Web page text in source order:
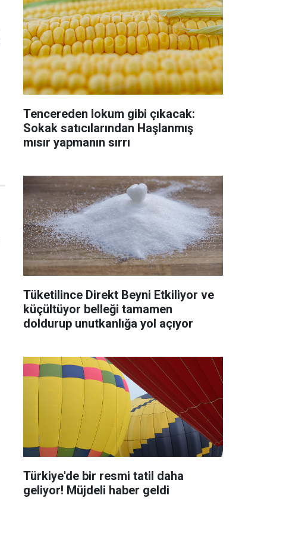
Tencereden lokum gibi çıkacak:
Sokak satıcılarından Haşlanmış
mısır yapmanın sırrı
Tüketilince Direkt Beyni Etkiliyor ve
küçültüyor belleği tamamen
doldurup unutkanlığa yol açıyor
Türkiye'de bir resmi tatil daha
geliyor! Müjdeli haber geldi